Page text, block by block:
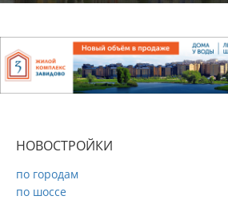
НОВОСТРОЙКИ
по городам
по шоссе